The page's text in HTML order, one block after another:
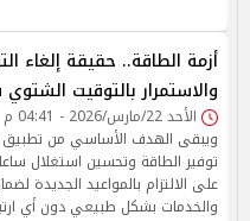
أزمة الطاقة.. حقيقة إلغاء
والاستمرار بالتوقيت الشتوي
الأحد 22/مارس/2026 - 04:41 م
ويبقى الهدف الأساسي من
توفير الطاقة وتحسين استغلال
على الالتزام بالمواعيد الجديدة
والخدمات بشكل طبيعي دون أي